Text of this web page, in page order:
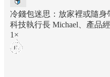
冷錢包迷思：放家裡或隨
科技執行長 Michael、產品
1×